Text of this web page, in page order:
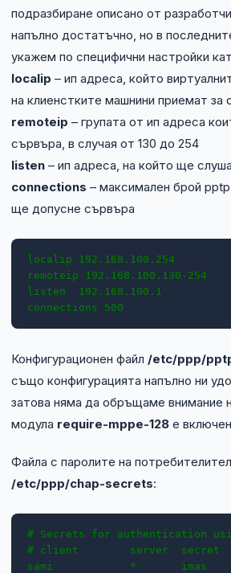
Технически изисквания
Общи условия
Правна информация
GDPR
Блог
подразбиране описано от
напълно достатъчно, но в
укажем по специфични настройки
localip – ип адреса, който
на клиенстките машнини приемат за
remoteip – групата от ип адреса
сървъра, в случая от 130 до 254
listen – ип адреса, на който ще
connections – максимален брой
ще допусне сървъра
localip 192.168.100.254
remoteip 192.168.100.130-254
listen  192.168.100.1
connections 500
Конфигурационен файл /etc/ppp/
също конфигурацията напълно ни
затова няма да обръщаме внимание
модула require-mppe-128 е
Файла с паролите на
/etc/ppp/chap-secrets:
# Secrets for authentication
# client        server
sami            *       imas